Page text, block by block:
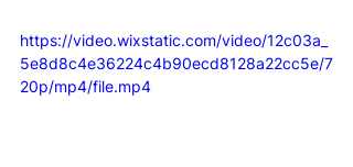
https://video.wixstatic.com/video/12c03a_
5e8d8c4e36224c4b90ecd8128a22cc5e/7
20p/mp4/file.mp4